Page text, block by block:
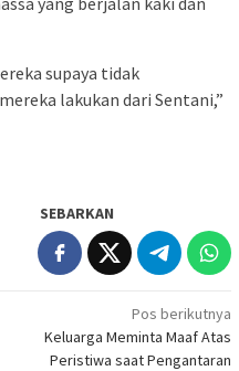
supaya tidak
lakukan dari Sentani,”
SEBARKAN
Pos berikutnya
Keluarga Meminta Maaf Atas
Peristiwa saat Pengantaran